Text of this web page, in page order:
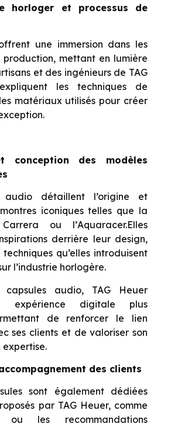
horloger et processus de
une immersion dans les
production, mettant en lumière
et des ingénieurs de TAG
les techniques de
matériaux utilisés pour créer
conception des modèles
audio détaillent l’origine et
iconiques telles que la
ou l’Aquaracer.Elles
derrière leur design,
qu’elles introduisent
l’industrie horlogère.
audio, TAG Heuer
expérience digitale plus
de renforcer le lien
ses clients et de valoriser son
des clients
sont également dédiées
par TAG Heuer, comme
les recommandations